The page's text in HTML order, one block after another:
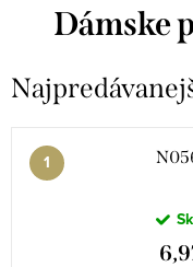
Dámske